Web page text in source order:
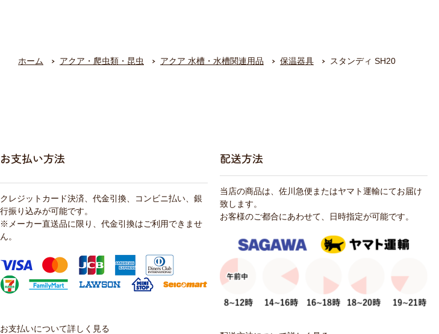
ホーム アクア・爬虫類・昆虫 アクア 水槽・水槽関連用品 保温器具 スタンディ SH20
お支払い方法
クレジットカード決済、代金引換、コンビニ払い、銀
行振り込みが可能です。
※メーカー直送品に限り、代金引換はご利用できませ
ん。
お支払いについて詳しく見る
配送方法
当店の商品は、佐川急便またはヤマト運輸にてお届け
致します。
お客様のご都合にあわせて、日時指定が可能です。